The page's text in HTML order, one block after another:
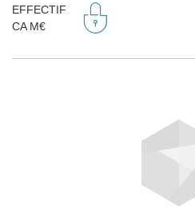
EFFECTIF
CA M€